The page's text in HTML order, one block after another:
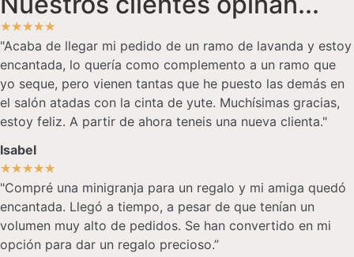
★★★★★
"Acaba de llegar mi pedido de un ramo de lavanda y estoy
encantada, lo quería como complemento a un ramo que
yo seque, pero vienen tantas que he puesto las demás en
el salón atadas con la cinta de yute. Muchísimas gracias,
estoy feliz. A partir de ahora teneis una nueva clienta."
Isabel
★★★★★
"Compré una minigranja para un regalo y mi amiga quedó
encantada. Llegó a tiempo, a pesar de que tenían un
volumen muy alto de pedidos. Se han convertido en mi
opción para dar un regalo precioso.”